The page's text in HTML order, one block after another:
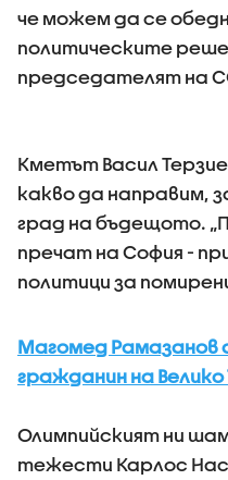
че можем да се
политическите
председателят на
Кметът Васил
какво да направим,
град на бъдещото.
пречат на София -
политици за
Магомед Рамазанов
гражданин на
Олимпийският ни
тежести Карлос